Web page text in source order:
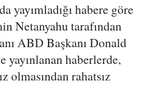
yayımladığı habere göre
Netanyahu tarafından
ABD Başkanı Donald
yayınlanan haberlerde,
olmasından rahatsız